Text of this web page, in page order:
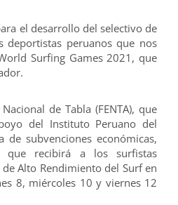
el desarrollo del selectivo de
deportistas peruanos que nos
Surfing Games 2021, que
de Tabla (FENTA), que
del Instituto Peruano del
de subvenciones económicas,
recibirá a los surfistas
Alto Rendimiento del Surf en
8, miércoles 10 y viernes 12